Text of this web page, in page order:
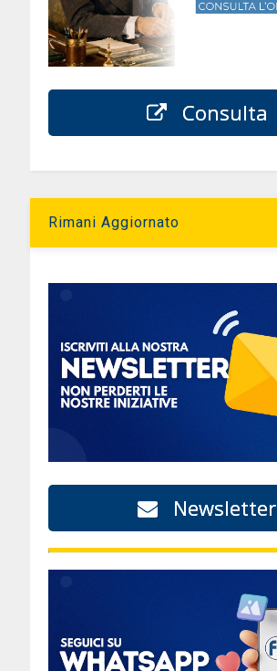
Consulta
Rimani Aggiornato
Newsletter